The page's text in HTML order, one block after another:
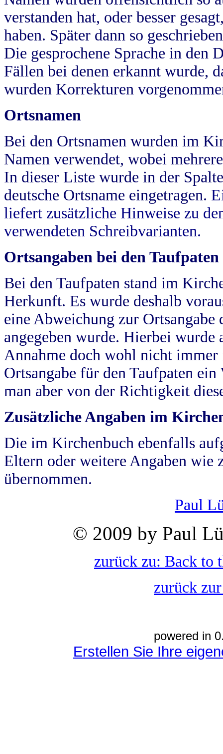
verstanden hat, oder besser
haben. Später dann so
Die gesprochene Sprache in
Fällen bei denen erkannt wurde,
wurden Korrekturen
Ortsnamen
Bei den Ortsnamen wurden im
Namen verwendet, wobei
In dieser Liste wurde in der
deutsche Ortsname eingetragen.
liefert zusätzliche Hinweise zu
verwendeten Schreibvarianten.
Ortsangaben bei den Taufpaten
Bei den Taufpaten stand im
Herkunft. Es wurde deshalb
eine Abweichung zur
angegeben wurde. Hierbei wurde
Annahme doch wohl nicht
Ortsangabe für den Taufpaten
man aber von der Richtigkeit
Zusätzliche Angaben im
Die im Kirchenbuch ebenfalls
Eltern oder weitere Angaben wie
übernommen.
Paul
© 2009 by Paul
zurück zu: Back to
zurück
powered in
Erstellen Sie Ihre